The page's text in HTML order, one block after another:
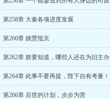
第258章 大秦各项进度发展
第260章 姚贾抵京
第262章 朕要知道，哪些人还在为旧主办
第264章 此事不要再提，陛下自有考量！
第266章 后世的计划，步步为营